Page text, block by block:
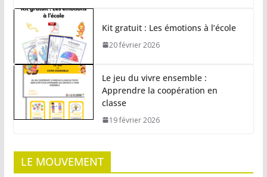
Kit gratuit : Les émotions à l’école
20 février 2026
Le jeu du vivre ensemble :
Apprendre la coopération en
classe
19 février 2026
LE MOUVEMENT